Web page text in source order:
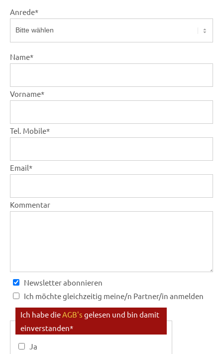
Anrede*
Name*
Vorname*
Tel. Mobile*
Email*
Kommentar
Newsletter abonnieren
Ich möchte gleichzeitig meine/n Partner/in anmelden
Anmeldung Partner/in:
Mein/e Partner/in ist bereits registriert
(Angabe von E-Mail reicht aus)
Ich habe die AGB's gelesen und bin damit
einverstanden*
Ja